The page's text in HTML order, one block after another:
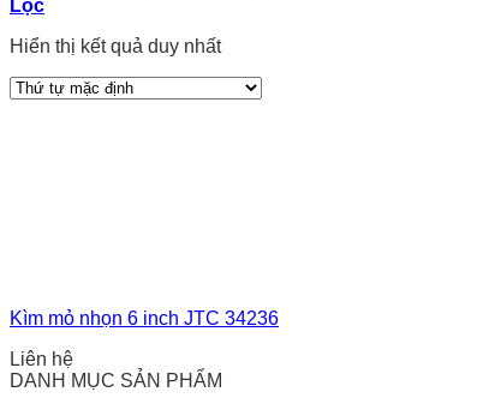
Lọc
Hiển thị kết quả duy nhất
Kìm mỏ nhọn 6 inch JTC 34236
Liên hệ
DANH MỤC SẢN PHẨM